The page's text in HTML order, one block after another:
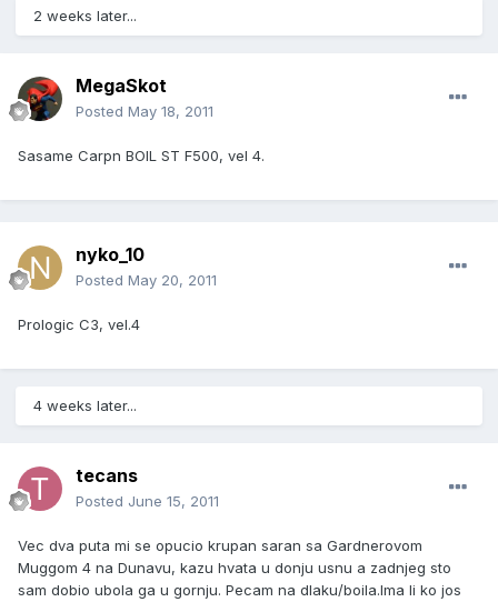
2 weeks later...
MegaSkot
Posted May 18, 2011
Sasame Carpn BOIL ST F500, vel 4.
nyko_10
Posted May 20, 2011
Prologic C3, vel.4
4 weeks later...
tecans
Posted June 15, 2011
Vec dva puta mi se opucio krupan saran sa Gardnerovom
Muggom 4 na Dunavu, kazu hvata u donju usnu a zadnjeg sto
sam dobio ubola ga u gornju. Pecam na dlaku/boila.Ima li ko jos